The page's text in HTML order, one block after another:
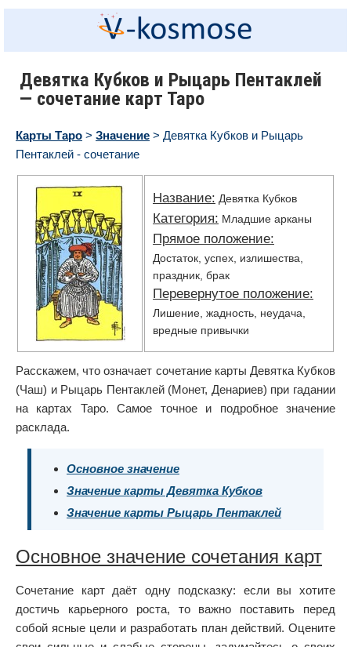
Девятка Кубков и Рыцарь Пентаклей
— сочетание карт Таро
Карты Таро > Значение > Девятка Кубков и Рыцарь
Пентаклей - сочетание
Название: Девятка Кубков
Категория: Младшие арканы
Прямое положение:
Достаток, успех, излишества,
праздник, брак
Перевернутое положение:
Лишение, жадность, неудача,
вредные привычки
Расскажем, что означает сочетание карты Девятка Кубков
(Чаш) и Рыцарь Пентаклей (Монет, Денариев) при гадании
на картах Таро. Самое точное и подробное значение
расклада.
Основное значение
Значение карты Девятка Кубков
Значение карты Рыцарь Пентаклей
Основное значение сочетания карт
Сочетание карт даёт одну подсказку: если вы хотите
достичь карьерного роста, то важно поставить перед
собой ясные цели и разработать план действий. Оцените